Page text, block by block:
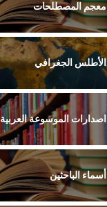
معجم المصطلحات
الأطلس الجغرافي
اصدارات الموسوعة العربية
أسماء الباحثين